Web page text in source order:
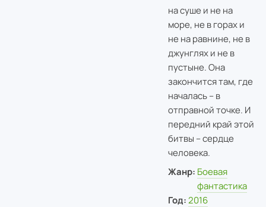
на суше и не на
море, не в горах и
не на равнине, не в
джунглях и не в
пустыне. Она
закончится там, где
началась – в
отправной точке. И
передний край этой
битвы – сердце
человека.
Жанр: Боевая
фантастика
Год: 2016